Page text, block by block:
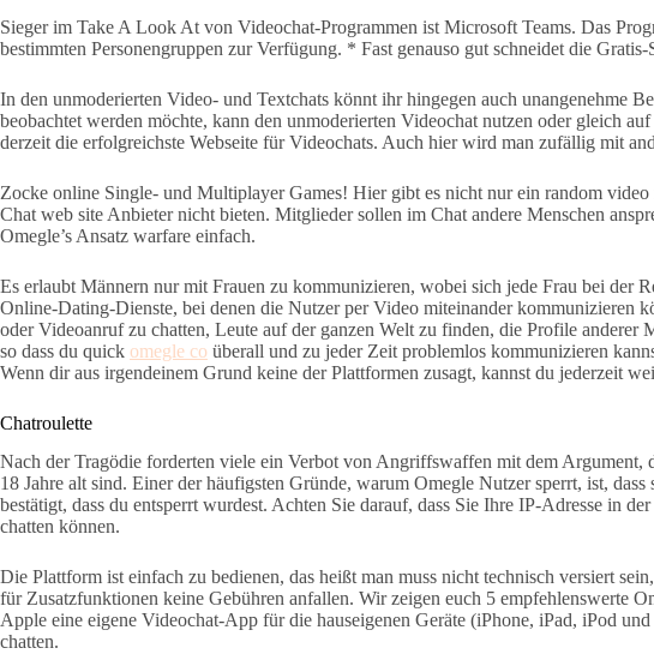
Sieger im Take A Look At von Videochat-Programmen ist Microsoft Teams. Das
bestimmten Personengruppen zur Verfügung. * Fast genauso gut schneidet die
In den unmoderierten Video- und Textchats könnt ihr hingegen auch unangenehme
beobachtet werden möchte, kann den unmoderierten Videochat nutzen oder gleich
derzeit die erfolgreichste Webseite für Videochats. Auch hier wird man zufällig mit
Zocke online Single- und Multiplayer Games! Hier gibt es nicht nur ein random
Chat web site Anbieter nicht bieten. Mitglieder sollen im Chat andere Menschen
Omegle’s Ansatz warfare einfach.
Es erlaubt Männern nur mit Frauen zu kommunizieren, wobei sich jede Frau bei
Online-Dating-Dienste, bei denen die Nutzer per Video miteinander kommunizieren
oder Videoanruf zu chatten, Leute auf der ganzen Welt zu finden, die Profile
so dass du quick omegle co überall und zu jeder Zeit problemlos kommunizieren
Wenn dir aus irgendeinem Grund keine der Plattformen zusagt, kannst du jederzeit
Chatroulette
Nach der Tragödie forderten viele ein Verbot von Angriffswaffen mit dem Argument,
18 Jahre alt sind. Einer der häufigsten Gründe, warum Omegle Nutzer sperrt, ist,
bestätigt, dass du entsperrt wurdest. Achten Sie darauf, dass Sie Ihre IP-Adresse in
chatten können.
Die Plattform ist einfach zu bedienen, das heißt man muss nicht technisch versiert
für Zusatzfunktionen keine Gebühren anfallen. Wir zeigen euch 5 empfehlenswerte
Apple eine eigene Videochat-App für die hauseigenen Geräte (iPhone, iPad, iPod
chatten.